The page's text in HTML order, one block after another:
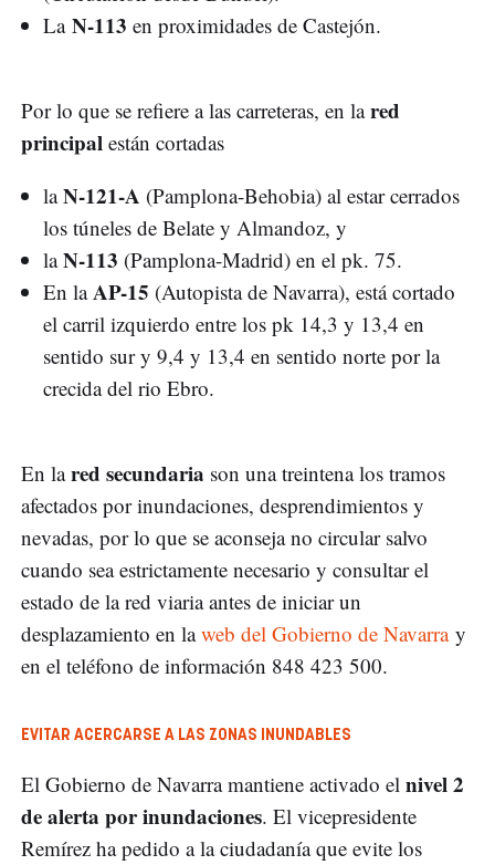
La N-113 en proximidades de Castejón.
Por lo que se refiere a las carreteras, en lared
principal están cortadas
laN-121-A (Pamplona-Behobia) al estar cerrados
los túneles de Belate y Almandoz, y
laN-113 (Pamplona-Madrid) en el pk. 75.
En laAP-15 (Autopista de Navarra), está cortado
el carril izquierdo entre los pk 14,3 y 13,4 en
sentido sur y 9,4 y 13,4 en sentido norte por la
crecida del rio Ebro.
En lared secundaria son una treintena los tramos
afectados por inundaciones, desprendimientos y
nevadas, por lo que se aconseja no circular salvo
cuando sea estrictamente necesario y consultar el
estado de la red viaria antes de iniciar un
desplazamiento en laweb del Gobierno de Navarray
en el teléfono de información 848 423 500.
EVITAR ACERCARSE A LAS ZONAS INUNDABLES
El Gobierno de Navarra mantiene activado el nivel 2
de alerta por inundaciones. El vicepresidente
Remírez ha pedido a la ciudadanía que evite los